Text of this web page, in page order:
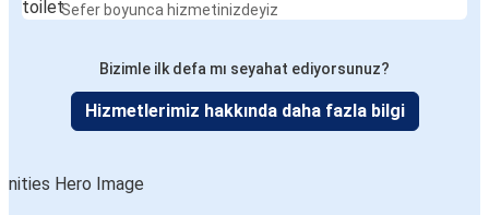
Sefer boyunca hizmetinizdeyiz
Bizimle ilk defa mı seyahat ediyorsunuz?
Hizmetlerimiz hakkında daha fazla bilgi